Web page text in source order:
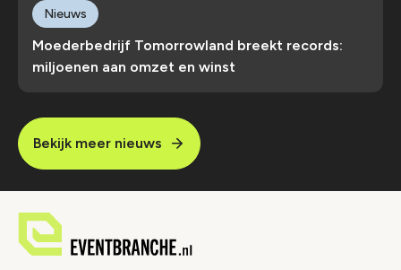
Moederbedrijf Tomorrowland breekt records:
miljoenen aan omzet en winst
Nieuws
Bekijk meer nieuws